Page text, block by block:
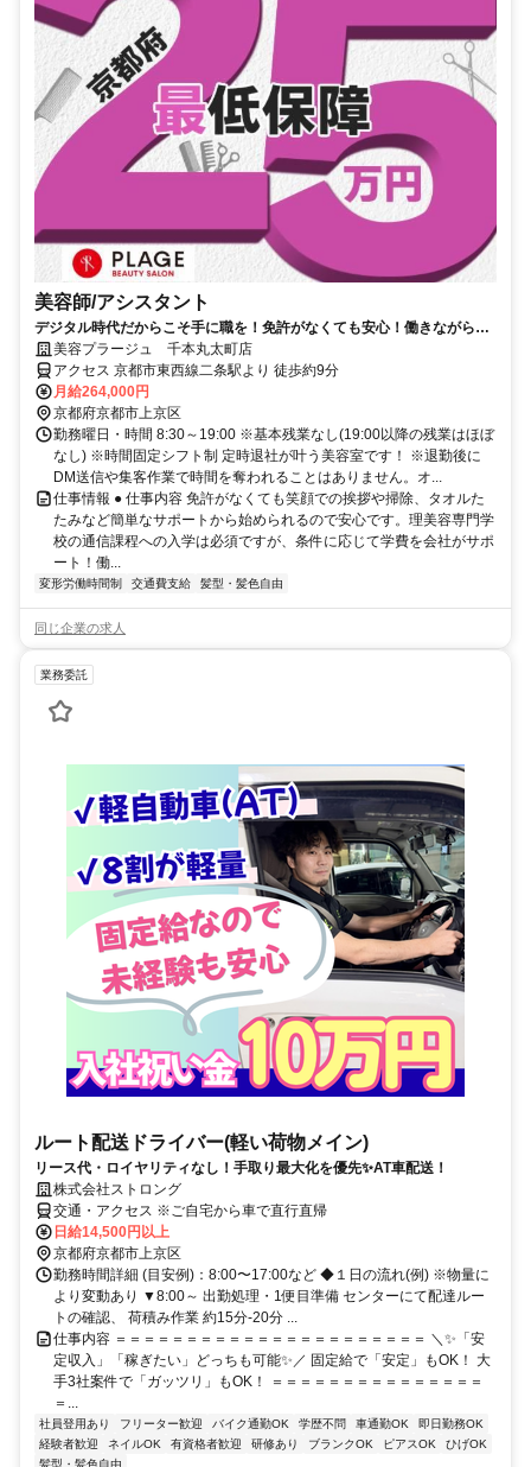
美容師/アシスタント
デジタル時代だからこそ手に職を！免許がなくても安心！働きながら資
格取得を応援。
美容プラージュ 千本丸太町店
アクセス 京都市東西線二条駅より 徒歩約9分
月給264,000円
京都府京都市上京区
勤務曜日・時間 8:30～19:00 ※基本残業なし(19:00以降の残業はほぼ
なし) ※時間固定シフト制 定時退社が叶う美容室です！ ※退勤後に
DM送信や集客作業で時間を奪われることはありません。オ...
仕事情報 ● 仕事内容 免許がなくても笑顔での挨拶や掃除、タオルた
たみなど簡単なサポートから始められるので安心です。理美容専門学
校の通信課程への入学は必須ですが、条件に応じて学費を会社がサポ
ート！働...
変形労働時間制 交通費支給 髪型・髪色自由
同じ企業の求人
業務委託
ルート配送ドライバー(軽い荷物メイン)
リース代・ロイヤリティなし！手取り最大化を優先✨AT車配送！
株式会社ストロング
交通・アクセス ※ご自宅から車で直行直帰
日給14,500円以上
京都府京都市上京区
勤務時間詳細 (目安例)：8:00〜17:00など ◆１日の流れ(例) ※物量に
より変動あり ▼8:00～ 出勤処理・1便目準備 センターにて配達ルー
トの確認、 荷積み作業 約15分-20分 ...
仕事内容 ＝＝＝＝＝＝＝＝＝＝＝＝＝＝＝＝＝＝＝＝＝＝ ＼✨「安
定収入」「稼ぎたい」どっちも可能✨／ 固定給で「安定」もOK！ 大
手3社案件で「ガッツリ」もOK！ ＝＝＝＝＝＝＝＝＝＝＝＝＝＝＝
＝...
社員登用あり フリーター歓迎 バイク通勤OK 学歴不問 車通勤OK
即日勤務OK
経験者歓迎
ネイルOK 有資格者歓迎 研修あり ブランクOK ピアスOK
ひげOK
髪型・髪色自由